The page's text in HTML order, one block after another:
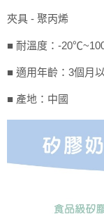
ATM／網路銀行／等多
※ 請注意：結帳手續完
購買商品的店家。未經
後付繳納相關費用。
是否繳費成功／繳費後
１．透過由恩沛科技
易，需依本服務之必
權轉讓予恩沛科技股
２．關於個人資料處理
「AFTEE先享後付」
7-11取貨付款
每筆NT$60，滿
付款後7-11取貨
每筆NT$100，滿
離島宅配
每筆NT$150，滿
夾具 - 聚丙烯
■ 耐溫度：-
■ 適用年齡：3個月
■ 產地：中國